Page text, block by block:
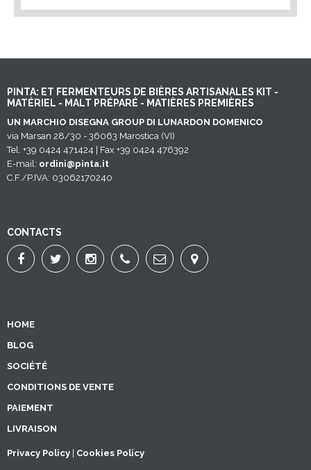
PINTA: ET FERMENTEURS DE BIÈRES ARTISANALES KIT -
MATÉRIEL - MALT PRÉPARÉ - MATIÈRES PREMIÈRES
UN MARCHIO DISEGNA GROUP DI LUNARDON DOMENICO
via Marsan 28/30 - 36063 Marostica (VI)
Tel. +39 0424 471424 | Fax +39 0424 476392
E-mail: ordini@pinta.it
C.F./P.IVA: 03062170240
CONTACTS
HOME
BLOG
SOCIÉTÉ
CONDITIONS DE VENTE
PAIEMENT
LIVRAISON
Privacy Policy | Cookies Policy